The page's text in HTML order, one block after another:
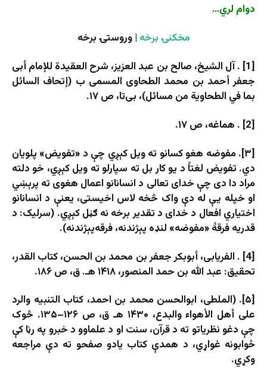
دوام لري…
مخکنۍ برخه | وروستۍ برخه
[1] . آل الشیخ، صالح بن عبد العزیز، شرح العقیدة للإمام أبی
جعفر أحمد بن محمد الطحاوی المسمی ب (إتحاف السائل
بما في الطحاویة من مسائل)، بی‌تا، ص ۱۷.
[2] . هماغه، ص ۱۷.
[۳]. مفوضه هغو کسانو ته ویل کېږي چې د «تفویض» پلویان
دي. تفویض لغتاً د یو کار بل ته سپارلو ته ویل کېږي، خو دلته
مراد دا دی چې خدای تعالی د انسانانو اعمال هغوی ته پرېښي
او خپله یې له دې واک څخه لاس اخیستی، یعنې د انسانانو
اختیاري افعال د خدای د تقدیر برخه نه ګڼل کېږي. (سرلیک: د
قدریه فرقۀ «مفوضه» لنډه پېژندنه، فرقه‌پېژندنه).
[4] . الفریابی، أبوبکر جعفر بن محمد بن الحسن، کتاب القدر،
تحقیق: عبد الله بن حمد المنصور، ۱۴۱۸ هـ. ق، ص ۱۸۶.
[۵]. (الملطی، ابوالحسن محمد بن احمد، کتاب التنبیه والرد
علی أهل الأهواء والبدع، ۱۴۳۰ هـ ق، ص ۱۲۶–۱۳۵. څوک
چې دغو نظریاتو ته د قرآن، سنت او د علماوو د خبرو په رڼا کې
ځوابونه غواړي، د همدې کتاب یادو صفحو ته دې مراجعه
وکړي.